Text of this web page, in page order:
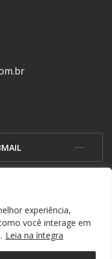
experiência,
você interage em
Leia na íntegra
direitos reservados. By